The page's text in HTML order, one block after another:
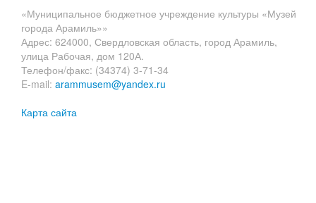
«Муниципальное бюджетное учреждение культуры «Музей
города Арамиль»»
Адрес: 624000, Свердловская область, город Арамиль,
улица Рабочая, дом 120А.
Телефон/факс: (34374) 3-71-34
E-mail: arammusem@yandex.ru
Карта сайта